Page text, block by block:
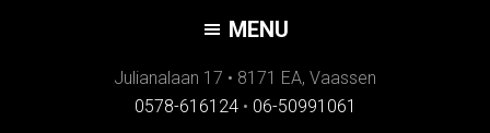
Julianalaan 17 • 8171 EA, Vaassen
0578-616124 • 06-50991061